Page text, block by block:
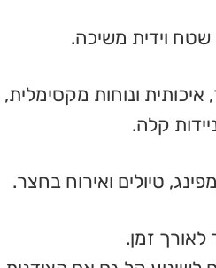
שטח וידית משיכה.
38.0 ליטר, איכותית ונוחות מקסימלית,
קלה.
טיולים ואירוח בחצר.
לאורך זמן.